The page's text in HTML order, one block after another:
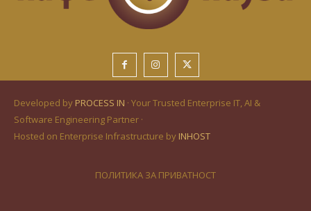
Developed by PROCESS IN · Your Trusted Enterprise IT, AI &
Software Engineering Partner ·
Hosted on Enterprise Infrastructure by INHOST
ПОЛИТИКА ЗА ПРИВАТНОСТ